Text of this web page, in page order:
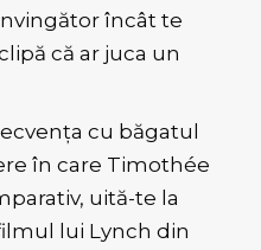
încât te
că ar juca un
cu băgatul
în care Timothée
uită-te la
lui Lynch din